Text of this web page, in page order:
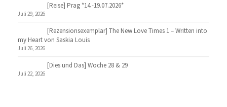
[Reise] Prag *14.-19.07.2026*
Juli 29, 2026
[Rezensionsexemplar] The New Love Times 1 – Written into
my Heart von Saskia Louis
Juli 26, 2026
[Dies und Das] Woche 28 & 29
Juli 22, 2026